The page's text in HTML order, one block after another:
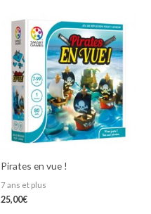
Pirates en vue !
7 ans et plus
25,00€